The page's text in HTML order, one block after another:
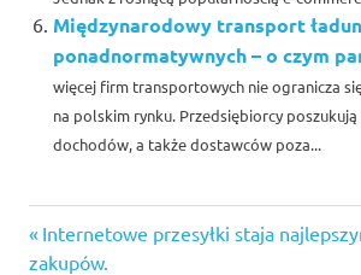
Międzynarodowy transport
ponadnormatywnych – o czym
więcej firm transportowych nie ogranicza
na polskim rynku. Przedsiębiorcy poszukują
dochodów, a także dostawców poza...
Nawigacja
Previous
Post:
Internetowe przesyłki staja
zakupów.